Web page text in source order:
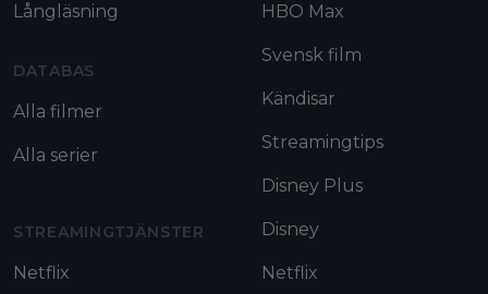
Långläsning
DATABAS
Alla filmer
Alla serier
STREAMINGTJÄNSTER
Netflix
HBO Max
Svensk film
Kändisar
Streamingtips
Disney Plus
Disney
Netflix